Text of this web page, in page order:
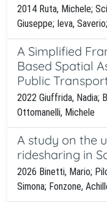
2014 Ruta, Michele;
Giuseppe; Ieva,
A Simplified
Based Spatial
Public
2022 Giuffrida, Nadia;
Ottomanelli, Michele
A study on the
ridesharing in
2026 Binetti, Mario;
Simona; Fonzone,